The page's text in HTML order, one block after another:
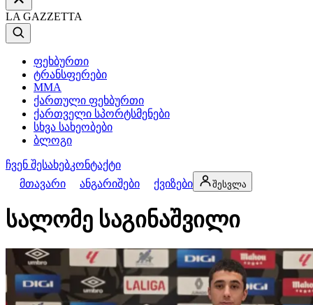
LA GAZZETTA
ფეხბურთი
ტრანსფერები
MMA
ქართული ფეხბურთი
ქართველი სპორტსმენები
სხვა სახეობები
ბლოგი
ჩვენ შესახებკონტაქტი
მთავარი
ანგარიშები ქვიზები შესვლა
სალომე საგინაშვილი